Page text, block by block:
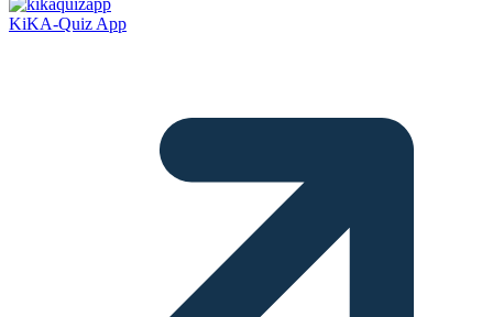
KiKA-Quiz App